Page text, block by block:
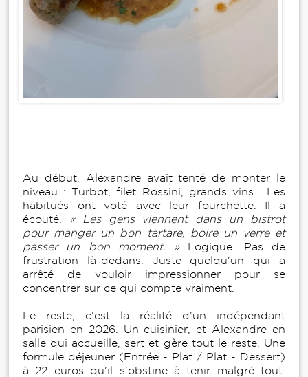
Au début, Alexandre avait tenté de monter le
niveau : Turbot, filet Rossini, grands vins… Les
habitués ont voté avec leur fourchette. Il a
écouté.
« Les gens viennent dans un bistrot
pour manger un bon tartare, boire un verre et
passer un bon moment. » Logique. Pas de
frustration là-dedans. Juste quelqu'un qui a
arrêté de vouloir impressionner pour se
concentrer sur ce qui compte vraiment.
Le reste, c'est la réalité d'un indépendant
parisien en 2026. Un cuisinier, et Alexandre en
salle qui accueille, sert et gère tout le reste. Une
formule déjeuner (Entrée - Plat / Plat - Dessert)
à 22 euros qu'il s'obstine à tenir malgré tout.